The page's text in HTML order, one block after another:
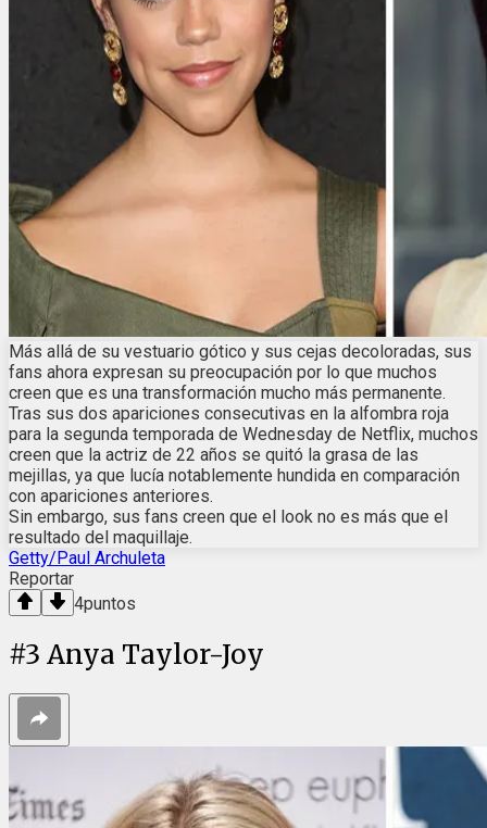
Más allá de su vestuario gótico y sus cejas decoloradas, sus
fans ahora expresan su preocupación por lo que muchos
creen que es una transformación mucho más permanente.
Tras sus dos apariciones consecutivas en la alfombra roja
para la segunda temporada de Wednesday de Netflix, muchos
creen que la actriz de 22 años se quitó la grasa de las
mejillas, ya que lucía notablemente hundida en comparación
con apariciones anteriores.
Sin embargo, sus fans creen que el look no es más que el
resultado del maquillaje.
Getty/Paul Archuleta
Reportar
4puntos
#3 Anya Taylor-Joy